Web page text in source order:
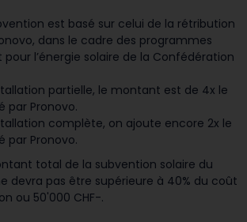
est basé sur celui de la rétribution
dans le cadre des programmes
l’énergie solaire de la Confédération
partielle, le montant est de 4x le
par Pronovo.
complète, on ajoute encore 2x le
par Pronovo.
total de la subvention solaire du
devra pas être supérieure à 40% du coût
ou 50'000 CHF-.